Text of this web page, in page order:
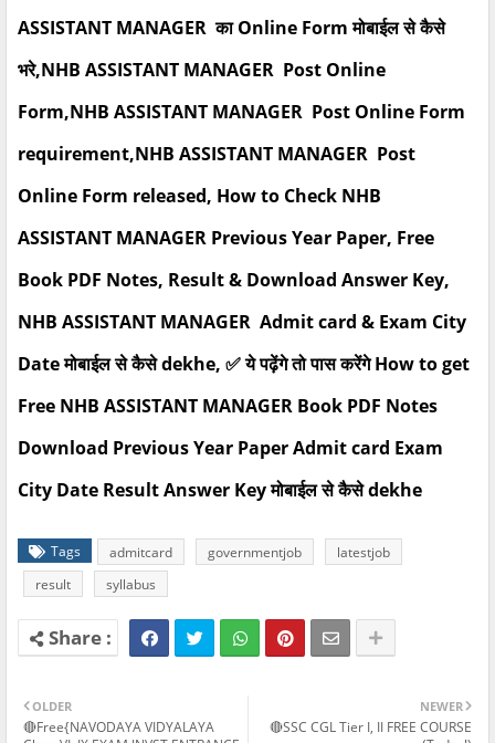
ASSISTANT MANAGER का Online Form मोबाईल से कैसे
भरे,NHB ASSISTANT MANAGER Post Online
Form,NHB ASSISTANT MANAGER Post Online Form
requirement,NHB ASSISTANT MANAGER Post
Online Form released, How to Check NHB
ASSISTANT MANAGER Previous Year Paper, Free
Book PDF Notes, Result & Download Answer Key,
NHB ASSISTANT MANAGER Admit card & Exam City
Date मोबाईल से कैसे dekhe, ✅ ये पढ़ेंगे तो पास करेंगे How to get
Free NHB ASSISTANT MANAGER Book PDF Notes
Download Previous Year Paper Admit card Exam
City Date Result Answer Key मोबाईल से कैसे dekhe
Tags admitcard governmentjob
latestjob
result
syllabus
NEWER
🔴SSC CGL Tier I, II FREE COURSE
OLDER
🔴Free{NAVODAYA VIDYALAYA